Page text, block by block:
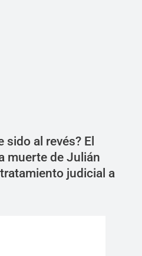
sido al revés? El
muerte de Julián
judicial a